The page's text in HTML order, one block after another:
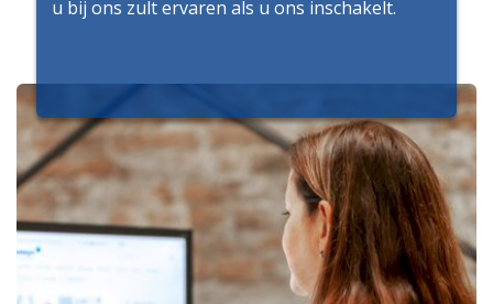
u bij ons zult ervaren als u ons inschakelt.